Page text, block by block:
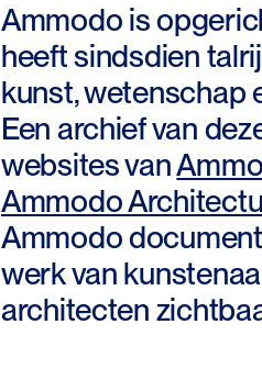
Ammodo is
heeft sindsdien
kunst, wetenschap
Een archief van
websites van
Ammodo
Ammodo
werk van
architecten